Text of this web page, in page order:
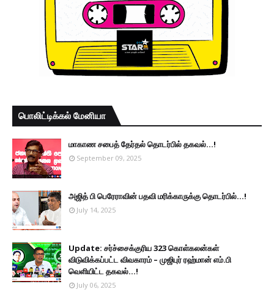
பொலிட்டிக்கல் மேனியா
மாகாண சபைத் தேர்தல் தொடர்பில் தகவல்...!
September 09, 2025
அஜித் பி பெரேராவின் பதவி மரிக்காருக்கு தொடர்பில்...!
July 14, 2025
Update: சர்ச்சைக்குரிய 323 கொள்கலன்கள்
விடுவிக்கப்பட்ட விவகாரம் – முஜிபுர் ரஹ்மான் எம்.பி
வெளியிட்ட தகவல்...!
July 06, 2025